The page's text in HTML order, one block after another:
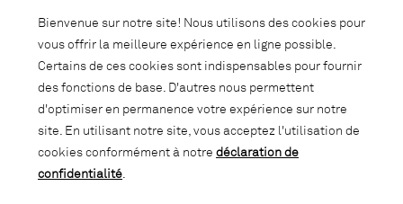
LO Storage C14, Arper, Girsberger,
Giroflex, Lintex, Muuto, Wettstein
Adresse www.tcs.ch
«Lista Office LO s’est fortement
Bienvenue sur notre site! Nous utilisons des cookies pour
vous offrir la meilleure expérience en ligne possible.
Certains de ces cookies sont indispensables pour fournir
des fonctions de base. D'autres nous permettent
d'optimiser en permanence votre expérience sur notre
site. En utilisant notre site, vous acceptez l'utilisation de
cookies conformément à notre déclaration de
confidentialité